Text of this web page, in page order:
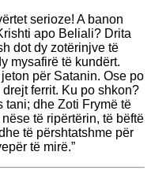
serioze! A banon
apo Beliali? Drita
dot dy zotërinjve të
mysafirë të kundërt.
për Satanin. Ose po
ferrit. Ku po shkon?
tani; dhe Zoti Frymë të
të ripërtërin, të bëftë
të përshtatshme për
të mirë.”